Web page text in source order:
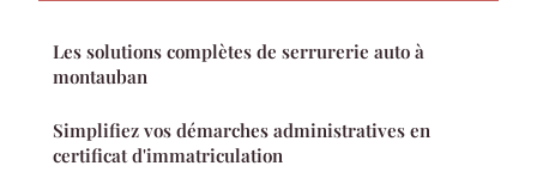
Les solutions complètes de serrurerie auto à
montauban
Simplifiez vos démarches administratives en
certificat d'immatriculation